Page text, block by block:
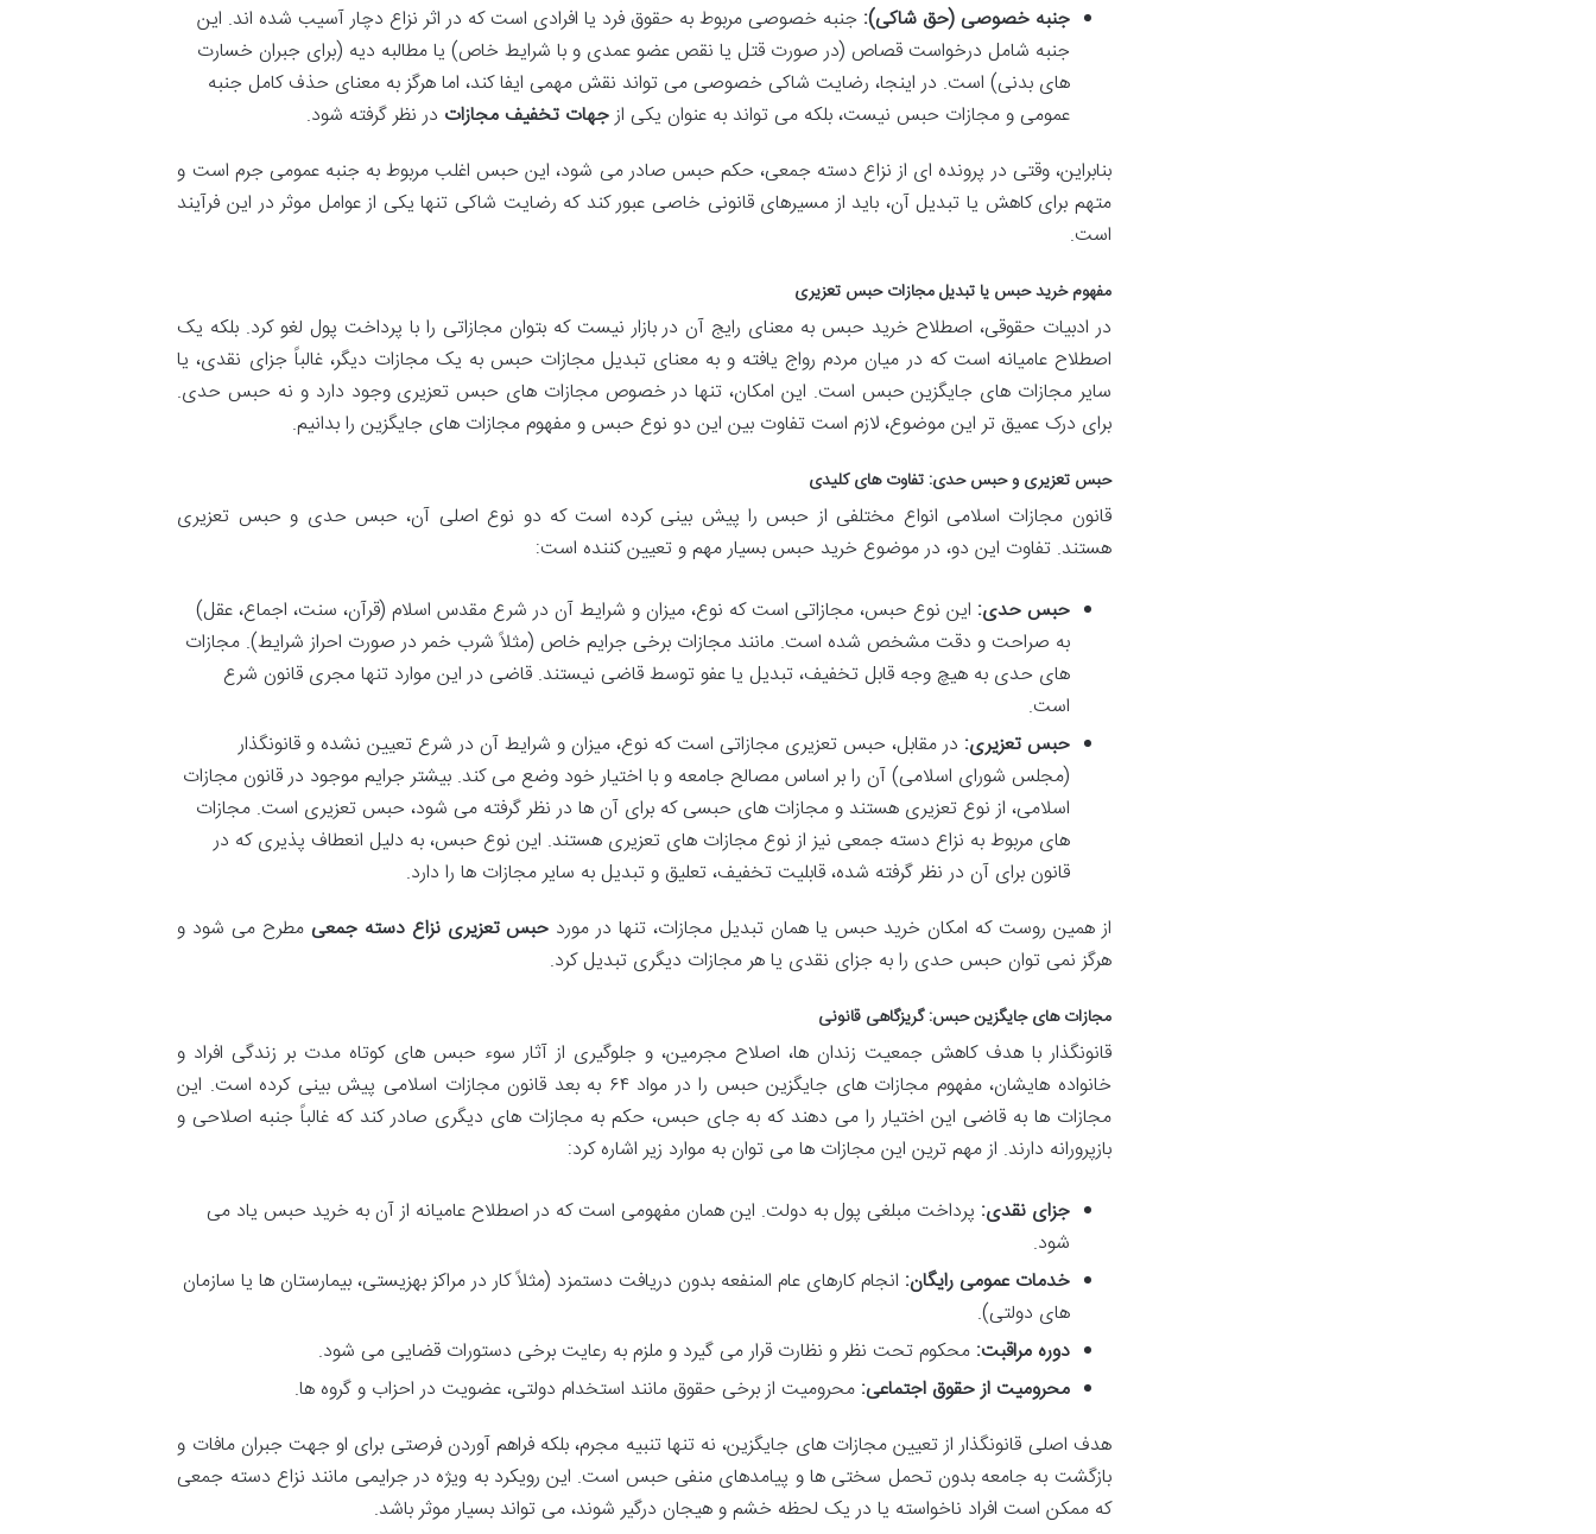
جنبه خصوصی (حق شاکی): جنبه خصوصی مربوط به حقوق فرد یا افرادی است که در اثر نزاع دچار آسیب شده اند. این
جنبه شامل درخواست قصاص (در صورت قتل یا نقص عضو عمدی و با شرایط خاص) یا مطالبه دیه (برای جبران خسارت
های بدنی) است. در اینجا، رضایت شاکی خصوصی می تواند نقش مهمی ایفا کند، اما هرگز به معنای حذف کامل جنبه
عمومی و مجازات حبس نیست، بلکه می تواند به عنوان یکی ازجهات تخفیف مجازات در نظر گرفته شود.
بنابراین، وقتی در پرونده ای از نزاع دسته جمعی، حکم حبس صادر می شود، این حبس اغلب مربوط به جنبه عمومی جرم است و
متهم برای کاهش یا تبدیل آن، باید از مسیرهای قانونی خاصی عبور کند که رضایت شاکی تنها یکی از عوامل موثر در این فرآیند
است.
مفهوم خرید حبس یا تبدیل مجازات حبس تعزیری
در ادبیات حقوقی، اصطلاح خرید حبس به معنای رایج آن در بازار نیست که بتوان مجازاتی را با پرداخت پول لغو کرد. بلکه یک
اصطلاح عامیانه است که در میان مردم رواج یافته و به معنای تبدیل مجازات حبس به یک مجازات دیگر، غالباً جزای نقدی، یا
سایر مجازات های جایگزین حبس است. این امکان، تنها در خصوص مجازات های حبس تعزیری وجود دارد و نه حبس حدی.
برای درک عمیق تر این موضوع، لازم است تفاوت بین این دو نوع حبس و مفهوم مجازات های جایگزین را بدانیم.
حبس تعزیری و حبس حدی: تفاوت های کلیدی
قانون مجازات اسلامی انواع مختلفی از حبس را پیش بینی کرده است که دو نوع اصلی آن، حبس حدی و حبس تعزیری
هستند. تفاوت این دو، در موضوع خرید حبس بسیار مهم و تعیین کننده است:
حبس حدی: این نوع حبس، مجازاتی است که نوع، میزان و شرایط آن در شرع مقدس اسلام (قرآن، سنت، اجماع، عقل)
به صراحت و دقت مشخص شده است. مانند مجازات برخی جرایم خاص (مثلاً شرب خمر در صورت احراز شرایط). مجازات
های حدی به هیچ وجه قابل تخفیف، تبدیل یا عفو توسط قاضی نیستند. قاضی در این موارد تنها مجری قانون شرع
است.
حبس تعزیری: در مقابل، حبس تعزیری مجازاتی است که نوع، میزان و شرایط آن در شرع تعیین نشده و قانونگذار
(مجلس شورای اسلامی) آن را بر اساس مصالح جامعه و با اختیار خود وضع می کند. بیشتر جرایم موجود در قانون مجازات
اسلامی، از نوع تعزیری هستند و مجازات های حبسی که برای آن ها در نظر گرفته می شود، حبس تعزیری است. مجازات
های مربوط به نزاع دسته جمعی نیز از نوع مجازات های تعزیری هستند. این نوع حبس، به دلیل انعطاف پذیری که در
قانون برای آن در نظر گرفته شده، قابلیت تخفیف، تعلیق و تبدیل به سایر مجازات ها را دارد.
از همین روست که امکان خرید حبس یا همان تبدیل مجازات، تنها در مورد حبس تعزیری نزاع دسته جمعی مطرح می شود و
هرگز نمی توان حبس حدی را به جزای نقدی یا هر مجازات دیگری تبدیل کرد.
مجازات های جایگزین حبس: گریزگاهی قانونی
قانونگذار با هدف کاهش جمعیت زندان ها، اصلاح مجرمین، و جلوگیری از آثار سوء حبس های کوتاه مدت بر زندگی افراد و
خانواده هایشان، مفهوم مجازات های جایگزین حبس را در مواد ۶۴ به بعد قانون مجازات اسلامی پیش بینی کرده است. این
مجازات ها به قاضی این اختیار را می دهند که به جای حبس، حکم به مجازات های دیگری صادر کند که غالباً جنبه اصلاحی و
بازپرورانه دارند. از مهم ترین این مجازات ها می توان به موارد زیر اشاره کرد:
جزای نقدی: پرداخت مبلغی پول به دولت. این همان مفهومی است که در اصطلاح عامیانه از آن به خرید حبس یاد می
شود.
خدمات عمومی رایگان: انجام کارهای عام المنفعه بدون دریافت دستمزد (مثلاً کار در مراکز بهزیستی، بیمارستان ها یا سازمان
های دولتی).
دوره مراقبت: محکوم تحت نظر و نظارت قرار می گیرد و ملزم به رعایت برخی دستورات قضایی می شود.
محرومیت از حقوق اجتماعی: محرومیت از برخی حقوق مانند استخدام دولتی، عضویت در احزاب و گروه ها.
هدف اصلی قانونگذار از تعیین مجازات های جایگزین، نه تنها تنبیه مجرم، بلکه فراهم آوردن فرصتی برای او جهت جبران مافات و
بازگشت به جامعه بدون تحمل سختی ها و پیامدهای منفی حبس است. این رویکرد به ویژه در جرایمی مانند نزاع دسته جمعی
که ممکن است افراد ناخواسته یا در یک لحظه خشم و هیجان درگیر شوند، می تواند بسیار موثر باشد.